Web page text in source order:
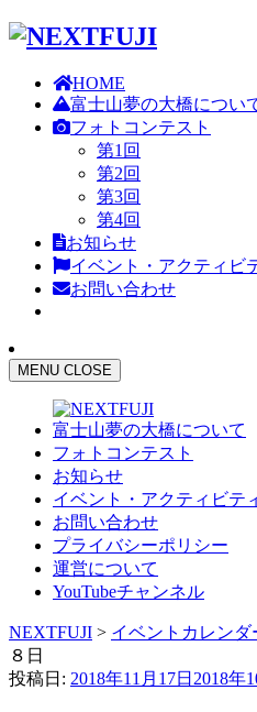
HOME
富士山夢の大橋につい
フォトコンテスト
第1回
第2回
第3回
第4回
お知らせ
イベント・アクティビ
お問い合わせ
MENU CLOSE
富士山夢の大橋について
フォトコンテスト
お知らせ
イベント・アクティビテ
お問い合わせ
プライバシーポリシー
運営について
YouTubeチャンネル
NEXTFUJI > イベントカレンダ
８日
投稿日: 2018年11月17日 2018年